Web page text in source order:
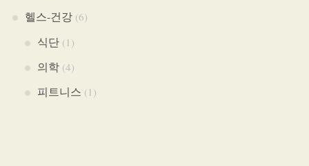
헬스-건강(6)
식단(1)
의학(4)
피트니스 (1)